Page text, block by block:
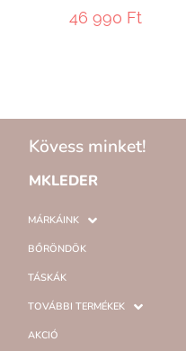
46 990 Ft
Kövess minket!
MKLEDER
MÁRKÁINK
BŐRÖNDÖK
TÁSKÁK
TOVÁBBI TERMÉKEK
AKCIÓ